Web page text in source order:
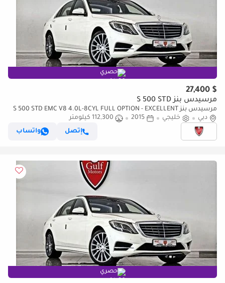
حصري
$ 27,400
مرسيدس بنز S 500 STD
مرسيدس بنز S 500 STD EMC V8 4.0L-8CYL FULL OPTION - EXCELLENT
CONDITION
دبي خليجي 2015
112,300 كيلومتر
إتصل
واتساب
حصري